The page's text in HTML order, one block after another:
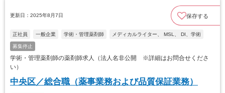
更新日：2025年8月7日 保存する
正社員 一般企業 学術・管理薬剤師 メディカルライター、 MSL、 DI、学術
募集停止
学術・管理薬剤師の薬剤師求人（法人名非公開 ※詳細はお問合せくださ
い）
中央区／総合職（薬事業務および品質保証業務）